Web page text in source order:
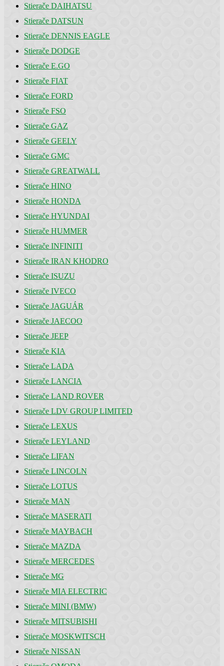
Stierače DAIHATSU
Stierače DATSUN
Stierače DENNIS EAGLE
Stierače DODGE
Stierače E.GO
Stierače FIAT
Stierače FORD
Stierače FSO
Stierače GAZ
Stierače GEELY
Stierače GMC
Stierače GREATWALL
Stierače HINO
Stierače HONDA
Stierače HYUNDAI
Stierače HUMMER
Stierače INFINITI
Stierače IRAN KHODRO
Stierače ISUZU
Stierače IVECO
Stierače JAGUÁR
Stierače JAECOO
Stierače JEEP
Stierače KIA
Stierače LADA
Stierače LANCIA
Stierače LAND ROVER
Stierače LDV GROUP LIMITED
Stierače LEXUS
Stierače LEYLAND
Stierače LIFAN
Stierače LINCOLN
Stierače LOTUS
Stierače MAN
Stierače MASERATI
Stierače MAYBACH
Stierače MAZDA
Stierače MERCEDES
Stierače MG
Stierače MIA ELECTRIC
Stierače MINI (BMW)
Stierače MITSUBISHI
Stierače MOSKWITSCH
Stierače NISSAN